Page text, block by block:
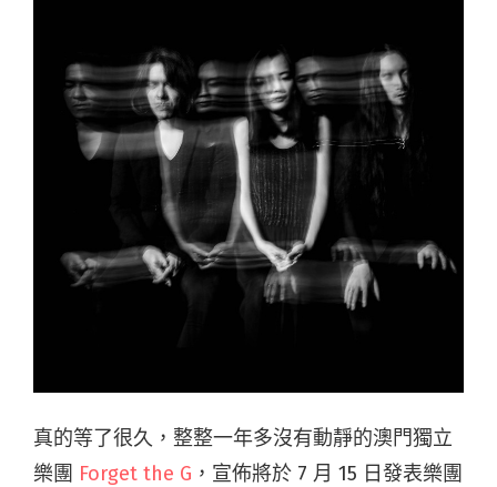
真的等了很久，整整一年多沒有動靜的澳門獨立
樂團 Forget the G ，宣佈將於 7 月 15 日發表樂團